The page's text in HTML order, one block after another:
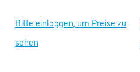
Bitte einloggen, um Preise zu
sehen